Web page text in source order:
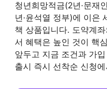
청년희망적금(2년·문재
년·윤석열 정부)에 이은
책 상품입니다. 도약계
서 혜택은 높인 것이 핵
앞두고 지금 조건과 가
출시 즉시 선착순 신청